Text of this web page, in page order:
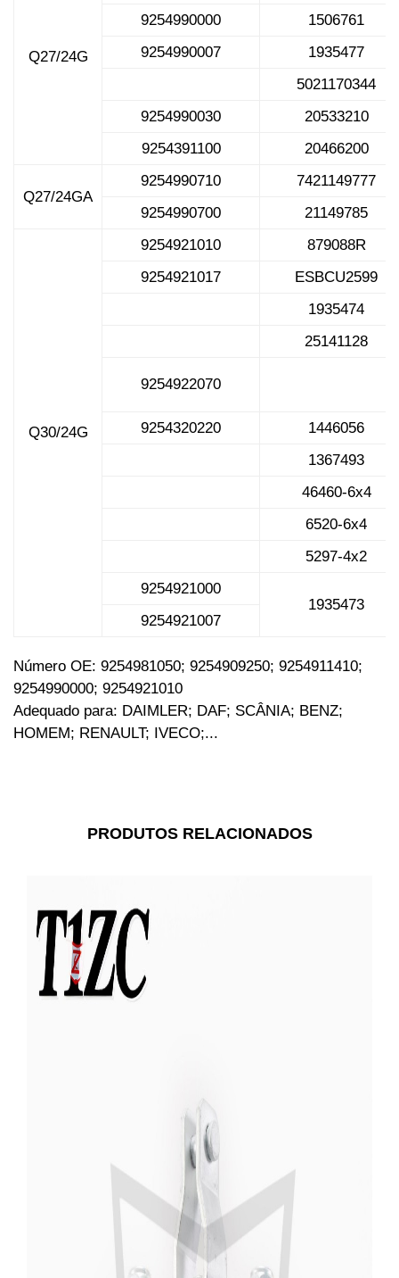
Q27/24G
9254990000
1506761
9254990007
1935477
5021170344
9254990030
20533210
9254391100
20466200
Q27/24GA
9254990710
7421149777
9254990700
21149785
Q30/24G
9254921010
879088R
9254921017
ESBCU2599
1935474
25141128
9254922070
9254320220
1446056
1367493
46460-6x4
6520-6x4
5297-4x2
9254921000
1935473
9254921007
Número OE: 9254981050; 9254909250; 9254911410;
9254990000; 9254921010
Adequado para: DAIMLER; DAF; SCÂNIA; BENZ;
HOMEM; RENAULT; IVECO;...
PRODUTOS RELACIONADOS